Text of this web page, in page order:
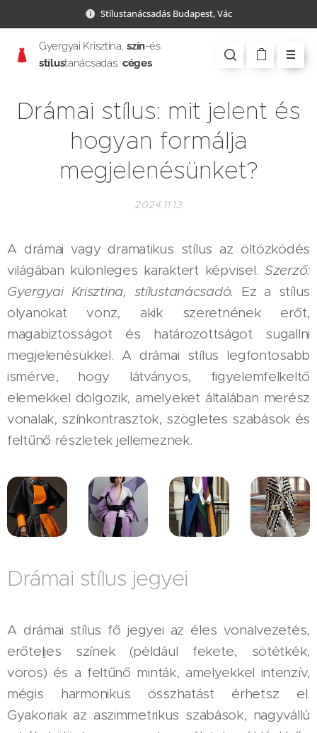
Stílustanácsadás Budapest, Vác
Gyergyai Krisztina, szín-és
stílustanácsadás, céges
Drámai stílus: mit jelent és
hogyan formálja
megjelenésünket?
2024.11.13
A drámai vagy dramatikus stílus az öltözködés
világában különleges karaktert képvisel. Szerző:
Gyergyai Krisztina, stílustanácsadó. Ez a stílus
olyanokat vonz, akik szeretnének erőt,
magabiztosságot és határozottságot sugallni
megjelenésükkel. A drámai stílus legfontosabb
ismérve, hogy látványos, figyelemfelkeltő
elemekkel dolgozik, amelyeket általában merész
vonalak, színkontrasztok, szögletes szabások és
feltűnő részletek jellemeznek.
Drámai stílus jegyei
A drámai stílus fő jegyei az éles vonalvezetés,
erőteljes színek (például fekete, sötétkék,
vörös) és a feltűnő minták, amelyekkel intenzív,
mégis harmonikus összhatást érhetsz el.
Gyakoriak az aszimmetrikus szabások, nagyvállú